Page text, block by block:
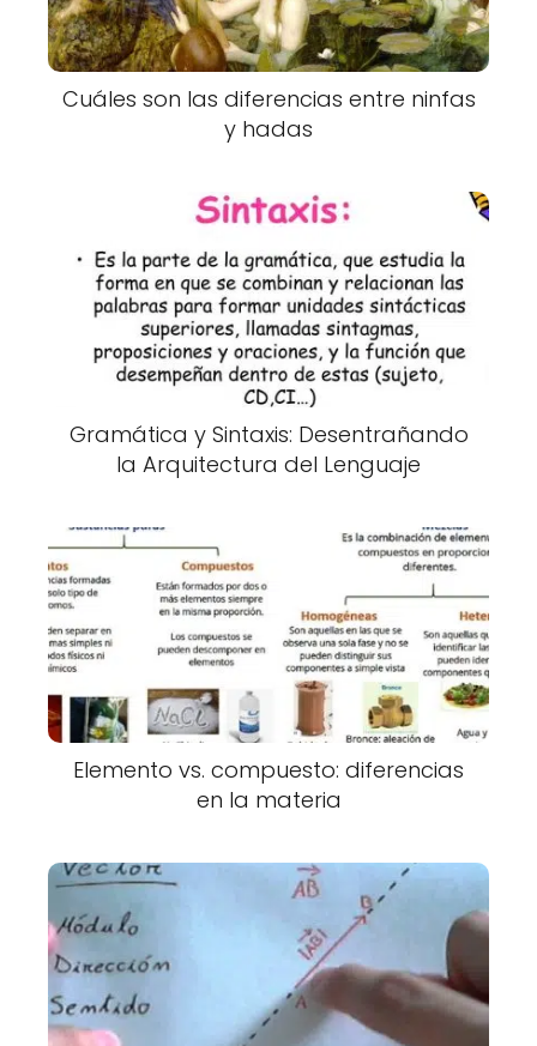
Cuáles son las diferencias entre ninfas
y hadas
Gramática y Sintaxis: Desentrañando
la Arquitectura del Lenguaje
Elemento vs. compuesto: diferencias
en la materia